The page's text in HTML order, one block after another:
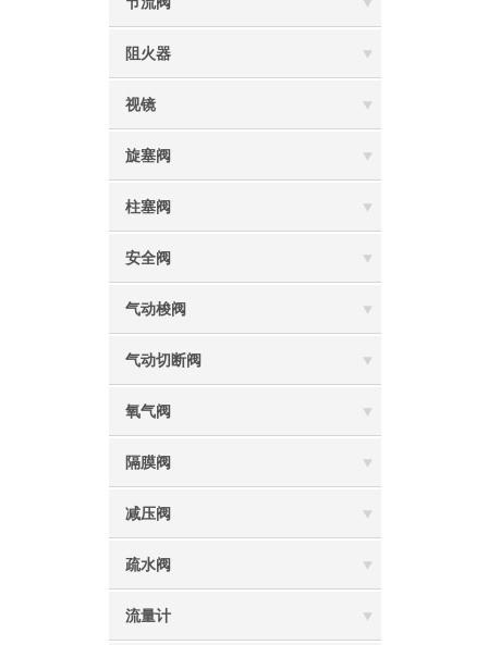
阻火器
视镜
旋塞阀
柱塞阀
安全阀
气动梭阀
气动切断阀
氧气阀
隔膜阀
减压阀
疏水阀
流量计